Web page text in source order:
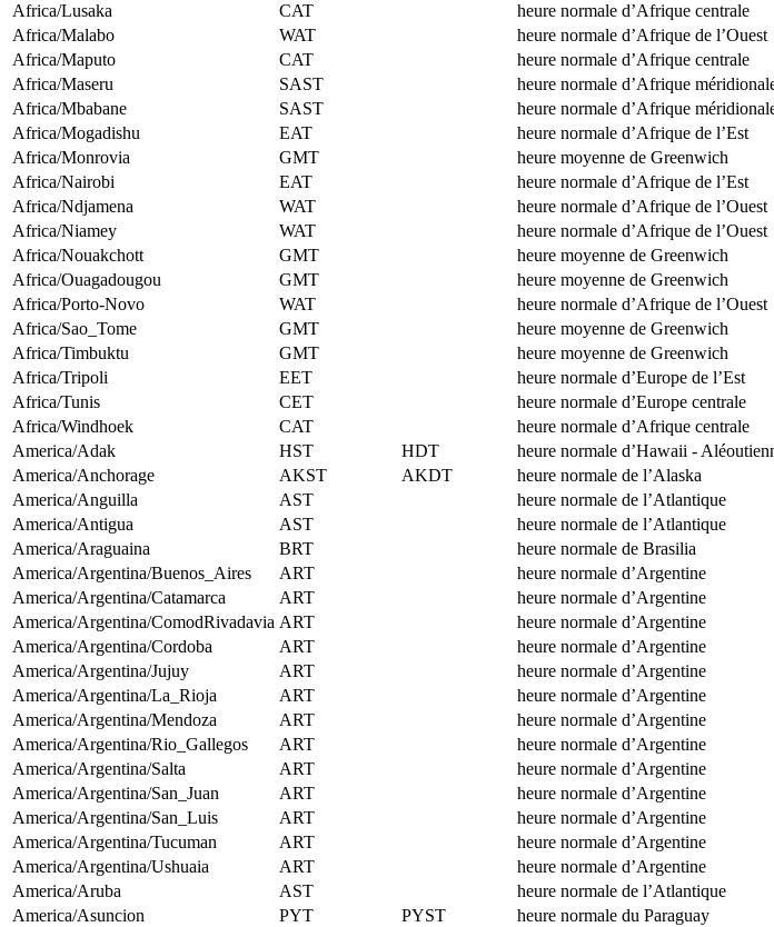
Africa/Lusaka
CAT
heure normale d’Afrique centrale
Africa/Malabo
WAT
heure normale d’Afrique de l’Ouest
Africa/Maputo
CAT
heure normale d’Afrique centrale
Africa/Maseru
SAST
heure normale d’Afrique
Africa/Mbabane
SAST
heure normale d’Afrique
Africa/Mogadishu
EAT
heure normale d’Afrique de l’Est
Africa/Monrovia
GMT
heure moyenne de Greenwich
Africa/Nairobi
EAT
heure normale d’Afrique de l’Est
Africa/Ndjamena
WAT
heure normale d’Afrique de l’Ouest
Africa/Niamey
WAT
heure normale d’Afrique de l’Ouest
Africa/Nouakchott
GMT
heure moyenne de Greenwich
Africa/Ouagadougou
GMT
heure moyenne de Greenwich
Africa/Porto-Novo
WAT
heure normale d’Afrique de l’Ouest
Africa/Sao_Tome
GMT
heure moyenne de Greenwich
Africa/Timbuktu
GMT
heure moyenne de Greenwich
Africa/Tripoli
EET
heure normale d’Europe de l’Est
Africa/Tunis
CET
heure normale d’Europe centrale
Africa/Windhoek
CAT
heure normale d’Afrique centrale
America/Adak
HST HDT heure normale d’Hawaii -
America/Anchorage
AKST AKDT heure normale de l’Alaska
America/Anguilla
AST
heure normale de l’Atlantique
America/Antigua
AST
heure normale de l’Atlantique
America/Araguaina
BRT
heure normale de Brasilia
America/Argentina/Buenos_Aires
ART
heure normale d’Argentine
America/Argentina/Catamarca
ART
heure normale d’Argentine
America/Argentina/ComodRivadavia ART
heure normale d’Argentine
America/Argentina/Cordoba
ART
heure normale d’Argentine
America/Argentina/Jujuy
ART
heure normale d’Argentine
America/Argentina/La_Rioja
ART
heure normale d’Argentine
America/Argentina/Mendoza
ART
heure normale d’Argentine
America/Argentina/Rio_Gallegos
ART
heure normale d’Argentine
America/Argentina/Salta
ART
heure normale d’Argentine
America/Argentina/San_Juan
ART
heure normale d’Argentine
America/Argentina/San_Luis
ART
heure normale d’Argentine
America/Argentina/Tucuman
ART
heure normale d’Argentine
America/Argentina/Ushuaia
ART
heure normale d’Argentine
America/Aruba
AST
heure normale de l’Atlantique
America/Asuncion
PYT PYST heure normale du Paraguay